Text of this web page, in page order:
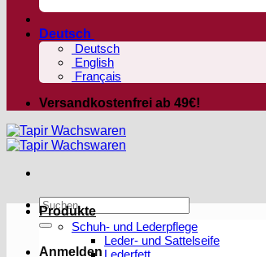
Deutsch
Deutsch
English
Français
Versandkostenfrei ab 49€!
Suchen
nach:
Anmelden
Produkte
Schuh- und Lederpflege
Leder- und Sattelseife
Lederfett